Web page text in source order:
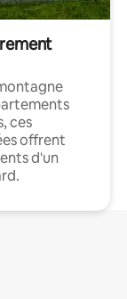
ces
offrent
d'un